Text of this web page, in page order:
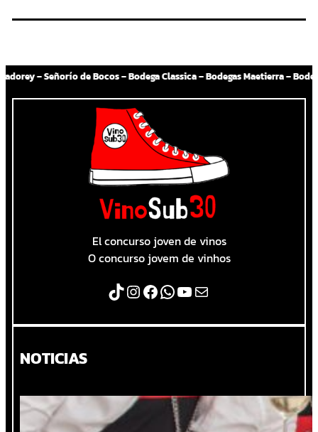
Wines – Tr3smano – Bodega Carreprado – Bodegas Marba – Almazcara Majara – Carrascas – Bodegas La Aurora – Vides Singulares – Latidos Wines – Bodega Pirineos – Hacienda Albae – Pincerna – Bodegas Ainzón – Vinícola Salton – Familia Meli – Grupo Miolo – Ponto Nero – Nova Aliança – Los
El concurso joven de vinos
O concurso jovem de vinhos
TikTok InstagramFacebook WhatsApp YouTube Correo electrónico
NOTICIAS